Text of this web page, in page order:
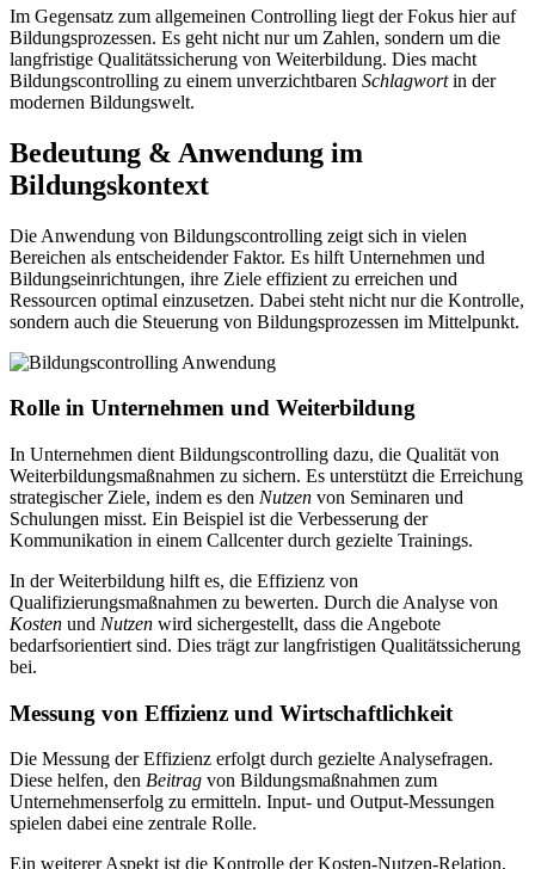
Im Gegensatz zum allgemeinen Controlling liegt der Fokus hier auf
Bildungsprozessen. Es geht nicht nur um Zahlen, sondern um die
langfristige Qualitätssicherung von Weiterbildung. Dies macht
Bildungscontrolling zu einem unverzichtbaren Schlagwortin der
modernen Bildungswelt.
Bedeutung & Anwendung im
Bildungskontext
Die Anwendung von Bildungscontrolling zeigt sich in vielen
Bereichen als entscheidender Faktor. Es hilft Unternehmen und
Bildungseinrichtungen, ihre Ziele effizient zu erreichen und
Ressourcen optimal einzusetzen. Dabei steht nicht nur die Kontrolle,
sondern auch die Steuerung von Bildungsprozessen im Mittelpunkt.
Rolle in Unternehmen und Weiterbildung
In Unternehmen dient Bildungscontrolling dazu, die Qualität von
Weiterbildungsmaßnahmen zu sichern. Es unterstützt die Erreichung
strategischer Ziele, indem es den Nutzen von Seminaren und
Schulungen misst. Ein Beispiel ist die Verbesserung der
Kommunikation in einem Callcenter durch gezielte Trainings.
In der Weiterbildung hilft es, die Effizienz von
Qualifizierungsmaßnahmen zu bewerten. Durch die Analyse von
Kosten und Nutzen wird sichergestellt, dass die Angebote
bedarfsorientiert sind. Dies trägt zur langfristigen Qualitätssicherung
bei.
Messung von Effizienz und Wirtschaftlichkeit
Die Messung der Effizienz erfolgt durch gezielte Analysefragen.
Diese helfen, den Beitrag von Bildungsmaßnahmen zum
Unternehmenserfolg zu ermitteln. Input- und Output-Messungen
spielen dabei eine zentrale Rolle.
Ein weiterer Aspekt ist die Kontrolle der Kosten-Nutzen-Relation.